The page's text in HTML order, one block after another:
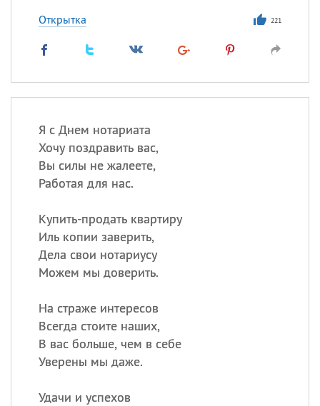
Открытка 221
Я с Днем нотариата
Хочу поздравить вас,
Вы силы не жалеете,
Работая для нас.
Купить-продать квартиру
Иль копии заверить,
Дела свои нотариусу
Можем мы доверить.
На страже интересов
Всегда стоите наших,
В вас больше, чем в себе
Уверены мы даже.
Удачи и успехов